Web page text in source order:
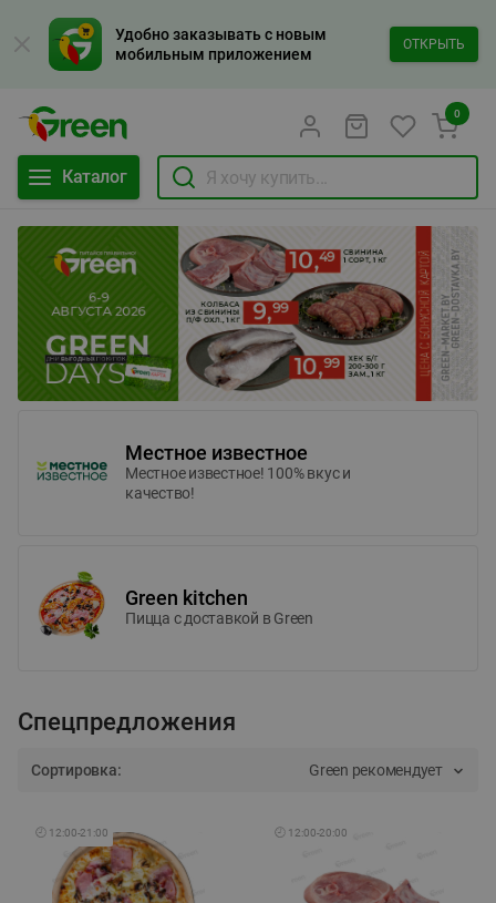
Удобно заказывать с новым
мобильным приложением
ОТКРЫТЬ
Каталог
0
Местное известное
Местное известное! 100% вкус и
качество!
Green kitchen
Пицца c доставкой в Green
Спецпредложения
Сортировка: Green рекомендует
🕘 12:00-21:00 🕘 12:00-20:00